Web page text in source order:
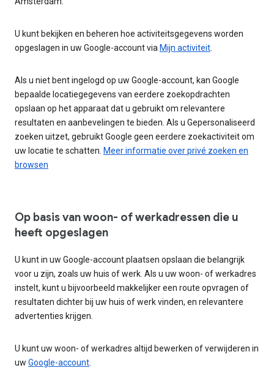
U kunt bekijken en beheren hoe activiteitsgegevens worden
opgeslagen in uw Google-account via Mijn activiteit
Als u niet bent ingelogd op uw Google-account, kan Google
bepaalde locatiegegevens van eerdere zoekopdrachten
opslaan op het apparaat dat u gebruikt om relevantere
resultaten en aanbevelingen te bieden. Als u Gepersonaliseerd
zoeken uitzet, gebruikt Google geen eerdere zoekactiviteit om
uw locatie te schatten. Meer informatie over privé zoeken en
browsen
Op basis van woon- of werkadressen die u
heeft opgeslagen
U kunt in uw Google-account plaatsen opslaan die belangrijk
voor u zijn, zoals uw huis of werk. Als u uw woon- of werkadres
instelt, kunt u bijvoorbeeld makkelijker een route opvragen of
resultaten dichter bij uw huis of werk vinden, en relevantere
advertenties krijgen.
U kunt uw woon- of werkadres altijd bewerken of verwijderen in
uw Google-account